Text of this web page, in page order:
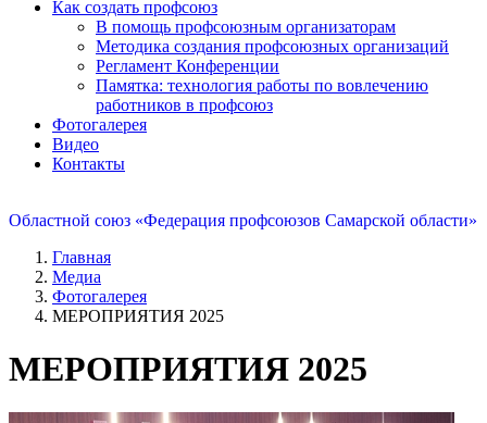
Как создать профсоюз
В помощь профсоюзным организаторам
Методика создания профсоюзных организаций
Регламент Конференции
Памятка: технология работы по вовлечению
работников в профсоюз
Фотогалерея
Видео
Контакты
Областной союз «Федерация профсоюзов Самарской области»
Главная
Медиа
Фотогалерея
МЕРОПРИЯТИЯ 2025
МЕРОПРИЯТИЯ 2025